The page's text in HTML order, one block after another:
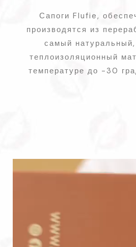
Сапоги Flufie,
производятся из
самый
теплоизоляционный
температуре до -30